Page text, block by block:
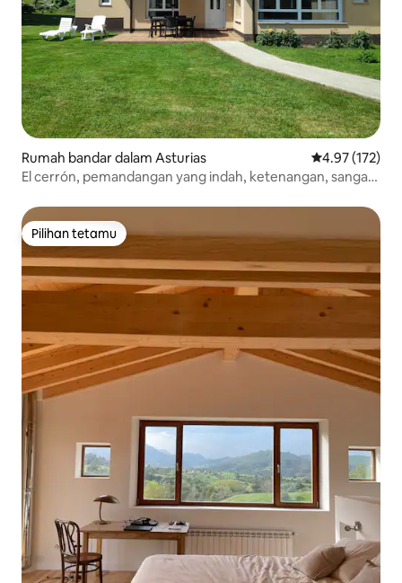
Rumah bandar dalam Asturias Penarafan
4.97 (172)
El cerrón, pemandangan yang indah, ketenangan, sangat
Pilihan tetamu
Pilihan tetamu